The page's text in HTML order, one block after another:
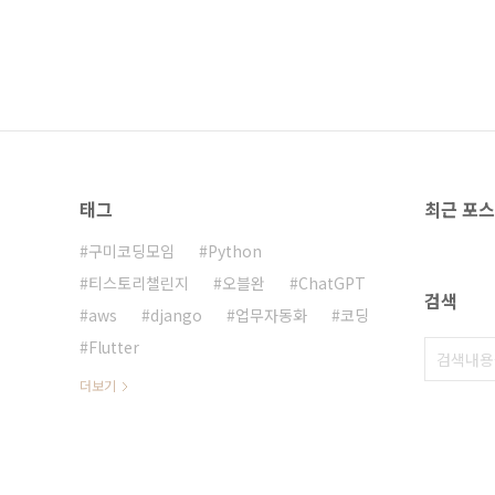
태그
구미코딩모임
Python
티스토리챌린지
오블완
ChatGPT
aws
django 업무자동화
코딩
Flutter
더보기
최근 포
검색